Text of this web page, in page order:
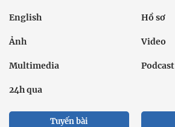
English Hồ sơ
Ảnh Video
Multimedia Podcast
24h qua
Tuyến bài